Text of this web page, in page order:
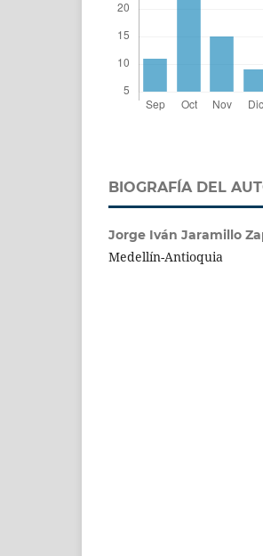
BIOGRAFÍA DEL
Jorge Iván Jaramillo
Medellín-Antioquia